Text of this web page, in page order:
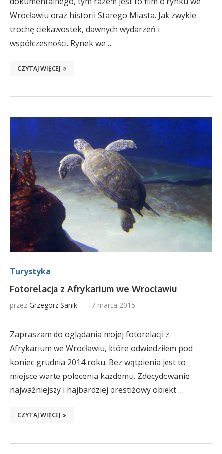
Wrocławiu oraz historii Starego Miasta. Jak zwykle
trochę ciekawostek, dawnych wydarzeń i
współczesności. Rynek we …
CZYTAJ WIĘCEJ
Turystyka
Fotorelacja z Afrykarium we Wrocławiu
przez Grzegorz Sanik 7 marca 2015
Zapraszam do oglądania mojej fotorelacji z
Afrykarium we Wrocławiu, które odwiedziłem pod
koniec grudnia 2014 roku. Bez wątpienia jest to
miejsce warte polecenia każdemu. Zdecydowanie
najważniejszy i najbardziej prestiżowy obiekt …
CZYTAJ WIĘCEJ